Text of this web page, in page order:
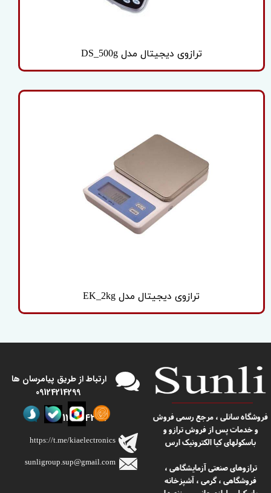
ترازوی دیجیتال مدل DS_500g
ترازوی دیجیتال مدل EK_2kg
​​فروشگاه سانلی ، مرجع رسمی فروش
و خدمات پس از فروش ترازو و
باسکولهای کیا الکترونیک ارس
ترازوهای صنعتی آزمایشگاهی ،
فروشگاهی ، گرمی ، آشپزخانه
sunligroup.sup@gmail.com​​​​​​​
https://t.me/kiaelectronics
​​ارتباط از طریق پیامرسان ها
09124214299
09124214299